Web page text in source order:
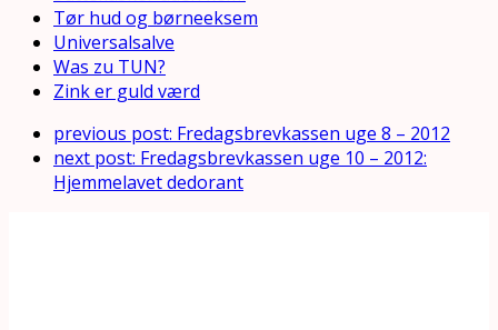
Tør hud og børneeksem
Universalsalve
Was zu TUN?
Zink er guld værd
previous post: Fredagsbrevkassen uge 8 – 2012
next post: Fredagsbrevkassen uge 10 – 2012:
Hjemmelavet dedorant